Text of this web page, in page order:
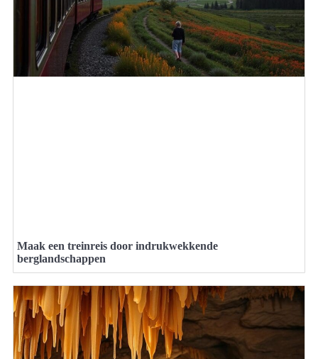
Maak een treinreis door indrukwekkende
berglandschappen